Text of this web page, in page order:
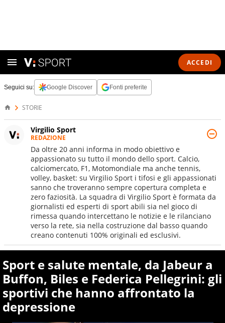
ACCEDI
Seguici su: Google Discover Fonti preferite
STORIE
Virgilio Sport
REDAZIONE
Da oltre 20 anni informa in modo obiettivo e
appassionato su tutto il mondo dello sport. Calcio,
calciomercato, F1, Motomondiale ma anche tennis,
volley, basket: su Virgilio Sport i tifosi e gli appassionati
sanno che troveranno sempre copertura completa e
zero faziosità. La squadra di Virgilio Sport è formata da
giornalisti ed esperti di sport abili sia nel gioco di
rimessa quando intercettano le notizie e le rilanciano
verso la rete, sia nella costruzione dal basso quando
creano contenuti 100% originali ed esclusivi.
Sport e salute mentale, da Jabeur a
Buffon, Biles e Federica Pellegrini: gli
sportivi che hanno affrontato la
depressione